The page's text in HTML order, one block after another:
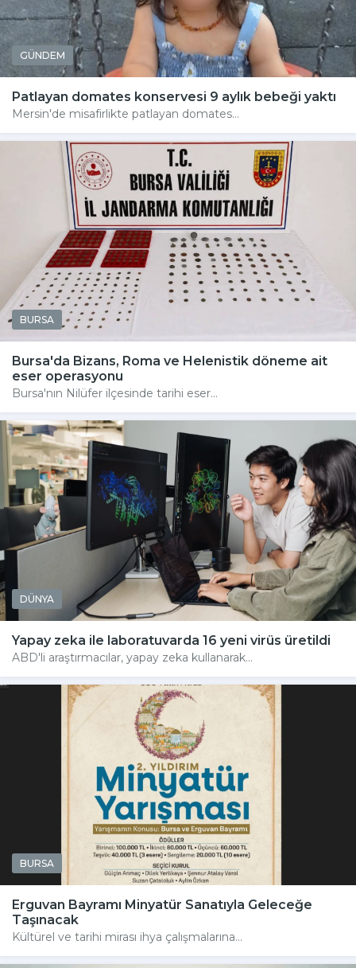
GÜNDEM
Patlayan domates konservesi 9 aylık bebeği yaktı
Mersin'de misafirlikte patlayan domates...
BURSA
Bursa'da Bizans, Roma ve Helenistik döneme ait
eser operasyonu
Bursa'nın Nilüfer ilçesinde tarihi eser...
DÜNYA
Yapay zeka ile laboratuvarda 16 yeni virüs üretildi
ABD'li araştırmacılar, yapay zeka kullanarak...
BURSA
Erguvan Bayramı Minyatür Sanatıyla Geleceğe
Taşınacak
Kültürel ve tarihi mirası ihya çalışmalarına...